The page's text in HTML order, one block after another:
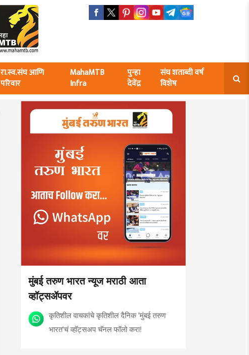
रा.स्व.संघ आणि
परिवार
MahaMTB
Infra
पुन्हा
देवेंद्र
संघ शताब्दी वर्ष
विशेष
मुंबई तरुण भारत न्यूज मराठी आता
व्हॉट्सॲपवर
कृतिशील वाचकांचे कृतिशील दैनिक 'मुंबई तरुण
भारत'चं व्हॉट्सअप चॅनल फॉलो करा!